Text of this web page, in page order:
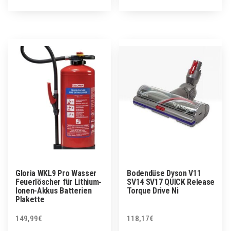
Gloria WKL9 Pro Wasser
Feuerlöscher für Lithium-
Ionen-Akkus Batterien
Plakette
149,99€
Bodendüse Dyson V11
SV14 SV17 QUICK Release
Torque Drive Ni
118,17€